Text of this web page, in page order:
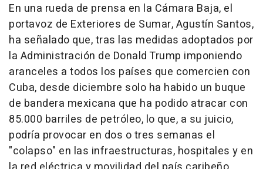
En una rueda de prensa en la Cámara Baja, el
portavoz de Exteriores de Sumar, Agustín Santos,
ha señalado que, tras las medidas adoptados por
la Administración de Donald Trump imponiendo
aranceles a todos los países que comercien con
Cuba, desde diciembre solo ha habido un buque
de bandera mexicana que ha podido atracar con
85.000 barriles de petróleo, lo que, a su juicio,
podría provocar en dos o tres semanas el
"colapso" en las infraestructuras, hospitales y en